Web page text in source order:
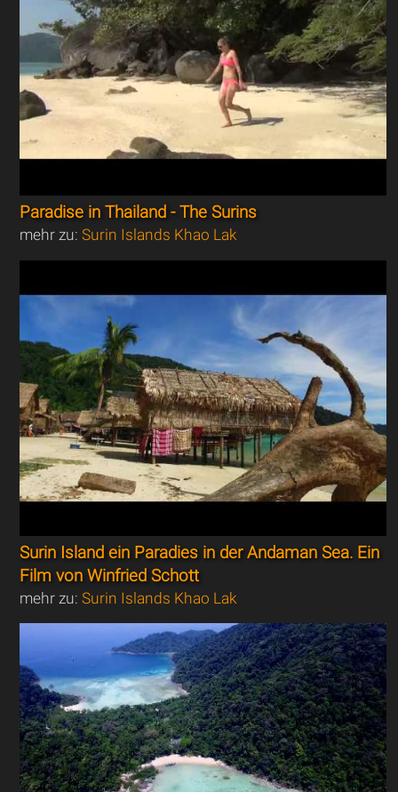
Paradise in Thailand - The Surins
mehr zu:Surin Islands Khao Lak
Surin Island ein Paradies in der Andaman Sea. Ein
Film von Winfried Schott
mehr zu:Surin Islands Khao Lak